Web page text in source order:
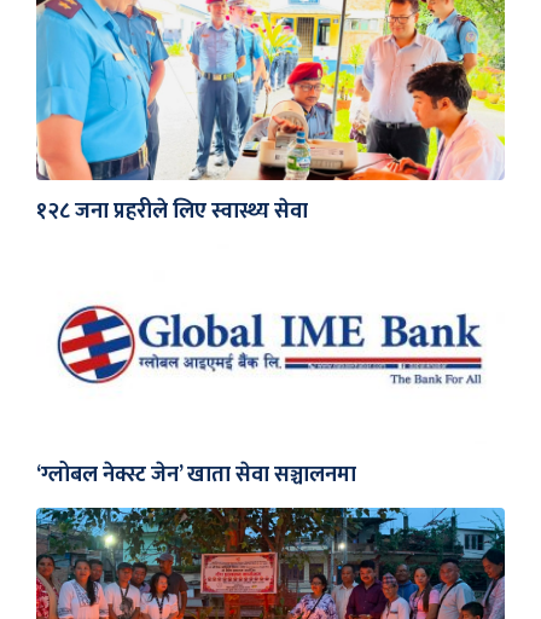
१२८ जना प्रहरीले लिए स्वास्थ्य सेवा
‘ग्लोबल नेक्स्ट जेन’ खाता सेवा सञ्चालनमा